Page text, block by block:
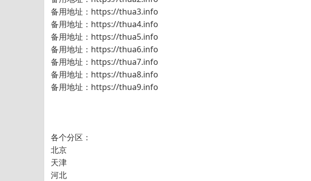
备用地址：https://thua3.info
备用地址：https://thua4.info
备用地址：https://thua5.info
备用地址：https://thua6.info
备用地址：https://thua7.info
备用地址：https://thua8.info
备用地址：https://thua9.info
各个分区：
北京
天津
河北